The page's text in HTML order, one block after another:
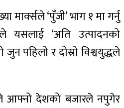
मार्क्सले ‘पुँजी’ भाग १ मा गर्नु
यसलाई ‘अति उत्पादनको
जुन पहिलो र दोस्रो विश्वयुद्धले
आफ्नो देशको बजारले नपुगेर